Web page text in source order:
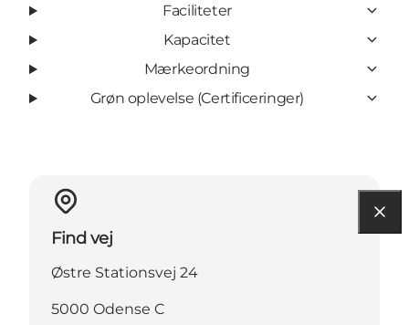
Faciliteter
Kapacitet
Mærkeordning
Grøn oplevelse (Certificeringer)
Find vej
Østre Stationsvej 24
5000 Odense C